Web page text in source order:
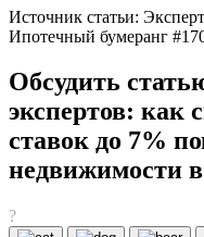
Источник статьи:
Ипотечный бумеранг
Обсудить
экспертов: как
ставок до 7%
недвижимости в
?